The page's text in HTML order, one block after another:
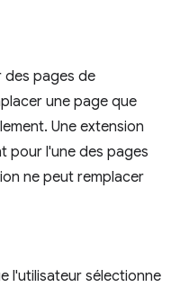
des pages de
une page que
Une extension
pour l'une des pages
ne peut remplacer
l'utilisateur sélectionne